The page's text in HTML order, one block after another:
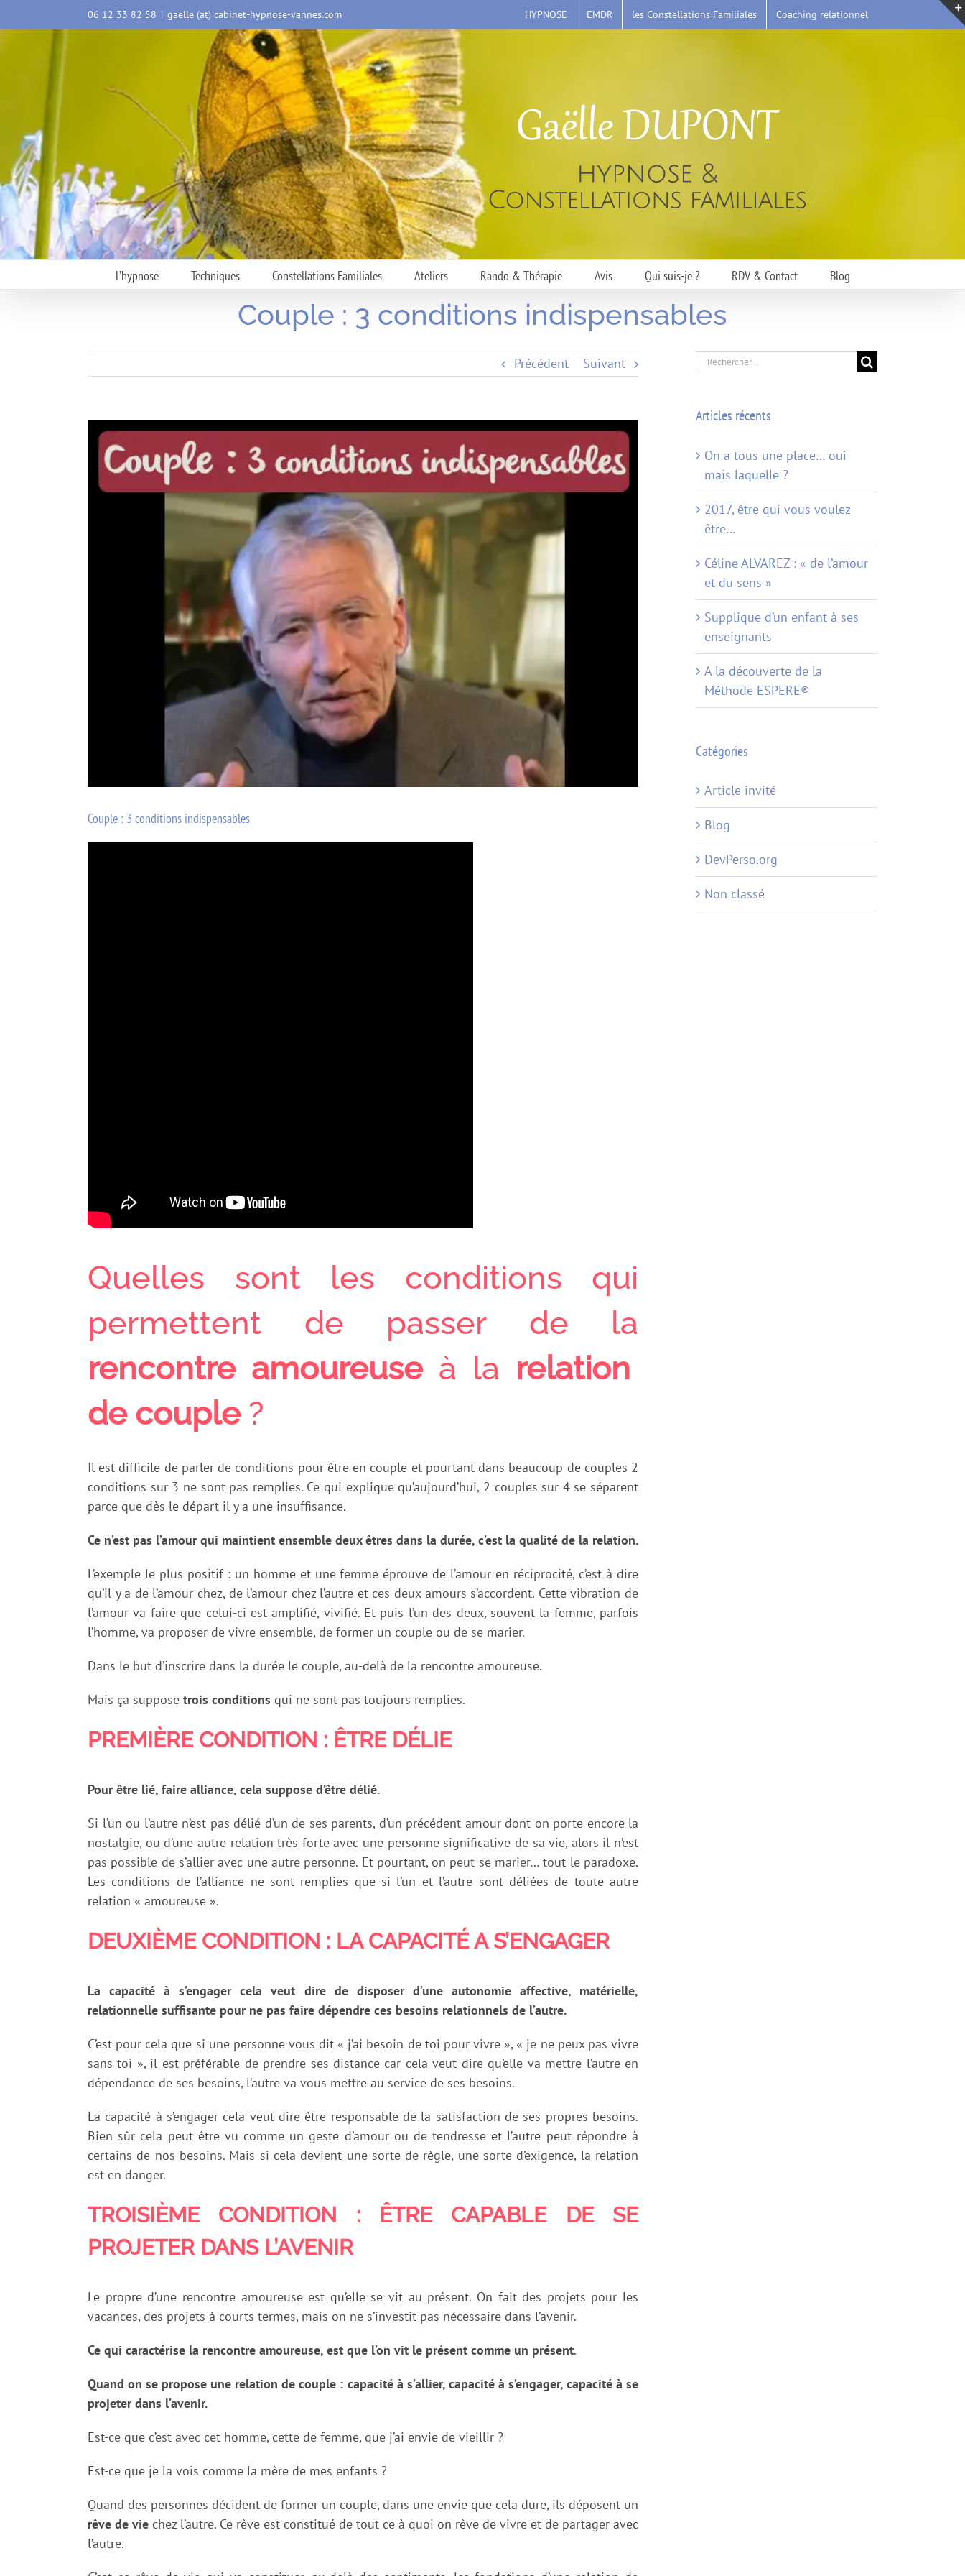
au
06 12 33 82 58 | gaelle (at) cabinet-hypnose-vannes.com HYPNOSE EMDR les Constellations Familiales Coaching relationnel
L’hypnose Techniques Constellations Familiales Ateliers Rando & Thérapie Avis Qui suis-je ? RDV & Contact Blog
Couple : 3 conditions indispensables
Précédent Suivant
Voir
l'image
agrandie
Couple : 3 conditions indispensables
Quelles sont les conditions qui
permettent de passer de la
rencontre amoureuseà la relation
de couple?
Il est difficile de parler de conditions pour être en couple et pourtant dans beaucoup de couples 2
conditions sur 3 ne sont pas remplies. Ce qui explique qu’aujourd’hui, 2 couples sur 4 se séparent
parce que dès le départ il y a une insuffisance.
Ce n’est pas l’amour qui maintient ensemble deux êtres dans la durée, c’est la qualité de la relation.
L’exemple le plus positif : un homme et une femme éprouve de l’amour en réciprocité, c’est à dire
qu’il y a de l’amour chez, de l’amour chez l’autre et ces deux amours s’accordent. Cette vibration de
l’amour va faire que celui-ci est amplifié, vivifié. Et puis l’un des deux, souvent la femme, parfois
l’homme, va proposer de vivre ensemble, de former un couple ou de se marier.
Dans le but d’inscrire dans la durée le couple, au-delà de la rencontre amoureuse.
Mais ça suppose trois conditions qui ne sont pas toujours remplies.
PREMIÈRE CONDITION : ÊTRE DÉLIE
Pour être lié, faire alliance, cela suppose d’être délié.
Si l’un ou l’autre n’est pas délié d’un de ses parents, d’un précédent amour dont on porte encore la
nostalgie, ou d’une autre relation très forte avec une personne significative de sa vie, alors il n’est
pas possible de s’allier avec une autre personne. Et pourtant, on peut se marier… tout le paradoxe.
Les conditions de l’alliance ne sont remplies que si l’un et l’autre sont déliées de toute autre
relation « amoureuse ».
DEUXIÈME CONDITION : LA CAPACITÉ A S’ENGAGER
La capacité à s’engager cela veut dire de disposer d’une autonomie affective, matérielle,
relationnelle suffisante pour ne pas faire dépendre ces besoins relationnels de l’autre.
C’est pour cela que si une personne vous dit « j’ai besoin de toi pour vivre », « je ne peux pas vivre
sans toi », il est préférable de prendre ses distance car cela veut dire qu’elle va mettre l’autre en
dépendance de ses besoins, l’autre va vous mettre au service de ses besoins.
La capacité à s’engager cela veut dire être responsable de la satisfaction de ses propres besoins.
Bien sûr cela peut être vu comme un geste d’amour ou de tendresse et l’autre peut répondre à
certains de nos besoins. Mais si cela devient une sorte de règle, une sorte d’exigence, la relation
est en danger.
TROISIÈME CONDITION : ÊTRE CAPABLE DE SE
PROJETER DANS L’AVENIR
Le propre d’une rencontre amoureuse est qu’elle se vit au présent. On fait des projets pour les
vacances, des projets à courts termes, mais on ne s’investit pas nécessaire dans l’avenir.
Ce qui caractérise la rencontre amoureuse, est que l’on vit le présent comme un présent.
Quand on se propose une relation de couple : capacité à s’allier, capacité à s’engager, capacité à se
projeter dans l’avenir.
Est-ce que c’est avec cet homme, cette de femme, que j’ai envie de vieillir ?
Est-ce que je la vois comme la mère de mes enfants ?
Quand des personnes décident de former un couple, dans une envie que cela dure, ils déposent un
rêve de vie chez l’autre. Ce rêve est constitué de tout ce à quoi on rêve de vivre et de partager avec
l’autre.
Rechercher:
Articles récents
On a tous une place… oui
mais laquelle ?
2017, être qui vous voulez
être…
Céline ALVAREZ : « de l’amour
et du sens »
Supplique d’un enfant à ses
enseignants
A la découverte de la
Méthode ESPERE®
Catégories
Article invité
Blog
DevPerso.org
Non classé